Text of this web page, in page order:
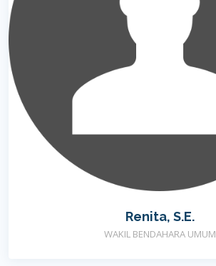
Renita, S.E.
WAKIL BENDAHARA UMUM